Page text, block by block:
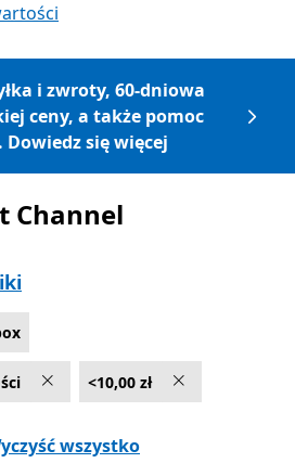
i zwroty, 60-dniowa
ceny, a także pomoc
się więcej
Channel
<10,00 zł
wszystko